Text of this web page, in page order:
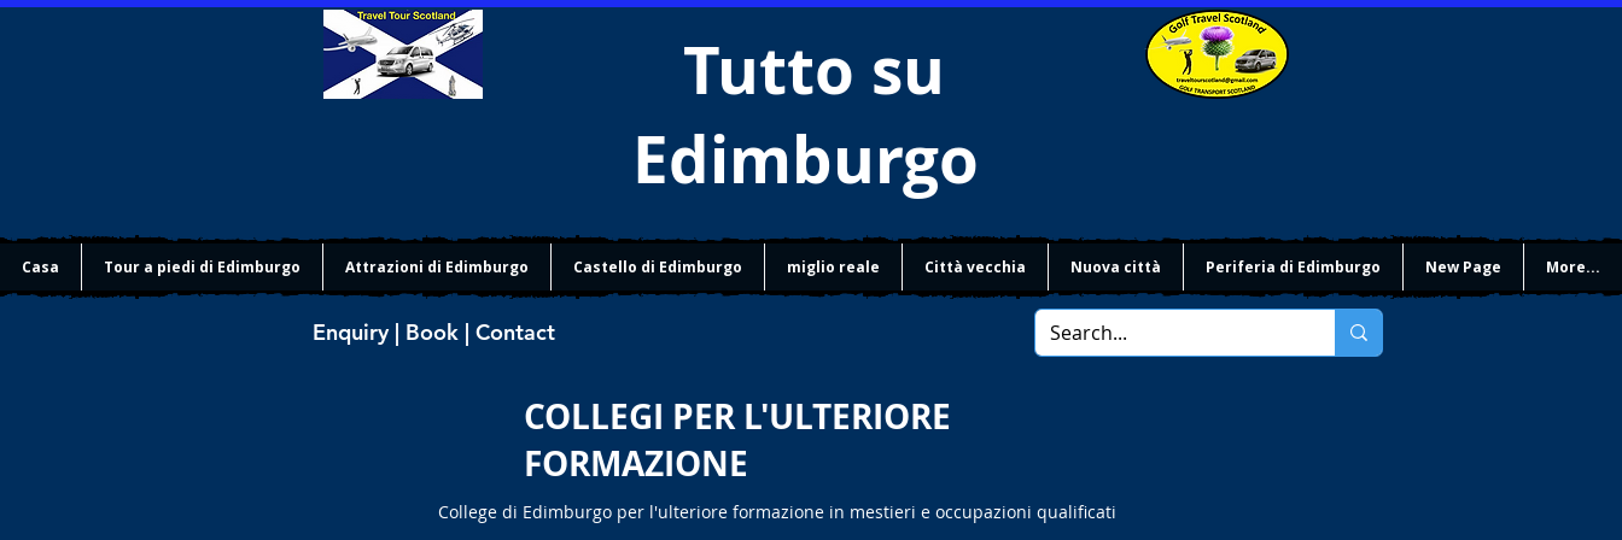
Tutto su
Edimburgo
Casa Tour a piedi di Edimburgo Attrazioni di Edimburgo Castello di Edimburgo miglio reale Città vecchia Nuova città Periferia di Edimburgo New Page More...
Enquiry | Book | Contact
COLLEGI PER L'ULTERIORE
FORMAZIONE
College di Edimburgo per l'ulteriore formazione in mestieri e occupazioni qualificati